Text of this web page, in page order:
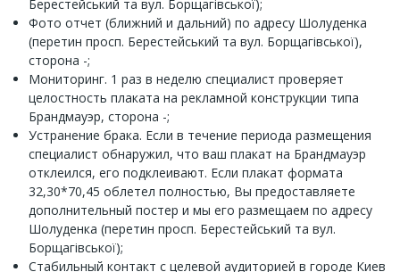
Берестейський та вул. Борщагівської);
Фото отчет (ближний и дальний) по адресу Шолуденка
(перетин просп. Берестейський та вул. Борщагівської),
сторона -;
Мониторинг. 1 раз в неделю специалист проверяет
целостность плаката на рекламной конструкции типа
Брандмауэр, сторона -;
Устранение брака. Если в течение периода размещения
специалист обнаружил, что ваш плакат на Брандмауэр
отклеился, его подклеивают. Если плакат формата
32,30*70,45 облетел полностью, Вы предоставляете
дополнительный постер и мы его размещаем по адресу
Шолуденка (перетин просп. Берестейський та вул.
Борщагівської);
Стабильный контакт с целевой аудиторией в городе Киев